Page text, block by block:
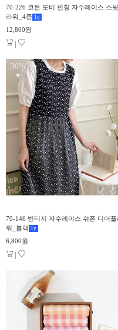
70-226 코튼 도비 펀칭 자수레이스 스
라워_4종 1 y
12,800원
|
30%
▼
70-146 빈티지 자수레이스 쉬폰 디어플
워_블랙 1 y
6,800원
|